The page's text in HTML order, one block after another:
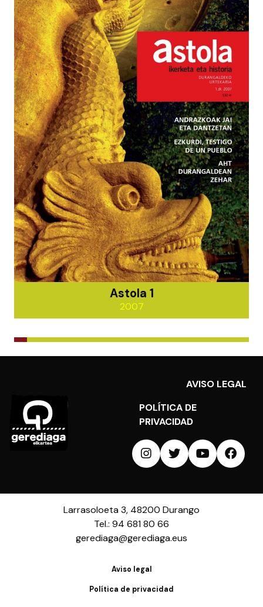
Astola 1
2007
AVISO LEGAL
POLÍTICA DE
PRIVACIDAD
Larrasoloeta 3, 48200 Durango
Tel.: 94 681 80 66
gerediaga@gerediaga.eus
Aviso legal
Política de privacidad